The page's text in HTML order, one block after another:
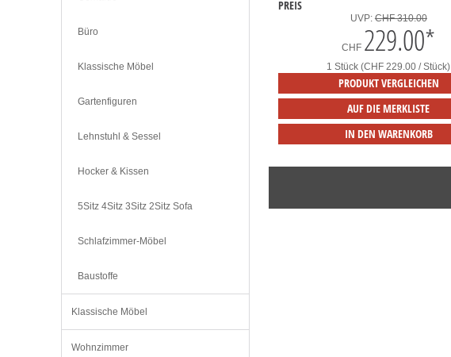
PREIS
UVP: CHF 310.00
CHF 229.00*
1 Stück (CHF 229.00 / Stück)
PRODUKT VERGLEICHEN
AUF DIE MERKLISTE
IN DEN WARENKORB
Büro
Klassische Möbel
Gartenfiguren
Lehnstuhl & Sessel
Hocker & Kissen
5Sitz 4Sitz 3Sitz 2Sitz Sofa
Schlafzimmer-Möbel
Baustoffe
Klassische Möbel
Wohnzimmer